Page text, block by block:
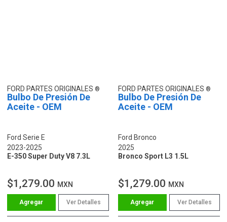
FORD PARTES ORIGINALES
Bulbo De Presión De
Aceite - OEM
Ford Serie E
2023-2025
E-350 Super Duty V8 7.3L
$1,279.00 MXN
Ver Detalles
FORD PARTES ORIGINALES
Bulbo De Presión De
Aceite - OEM
Ford Bronco
2025
Bronco Sport L3 1.5L
$1,279.00 MXN
Ver Detalles